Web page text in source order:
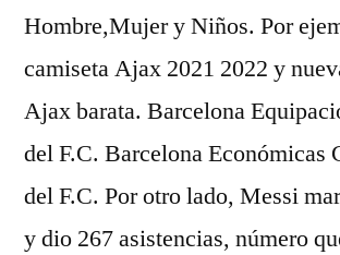
Hombre,Mujer y Niños. Por
camiseta Ajax 2021 2022 y
Ajax barata. Barcelona
del F.C. Barcelona Económicas
del F.C. Por otro lado, Messi
y dio 267 asistencias, número